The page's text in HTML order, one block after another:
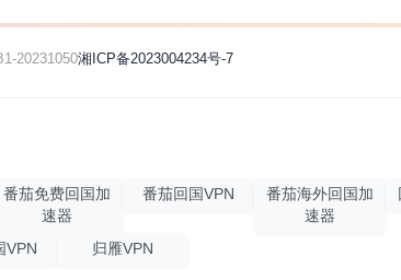
20231050湘ICP备2023004234号-7
番茄免费回国加
速器
番茄回国VPN
番茄海外回国加
速器
VPN 归雁VPN